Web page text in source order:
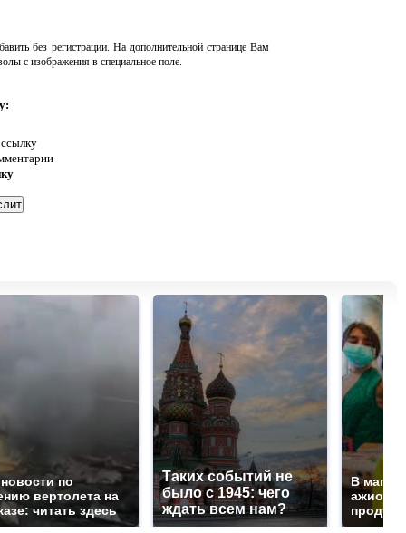
без регистрации. На дополнительной странице Вам
с изображения в специальное поле.
по
вертолета на
читать здесь
Таких событий не
было с 1945: чего
ждать всем нам?
В
ажиотаж